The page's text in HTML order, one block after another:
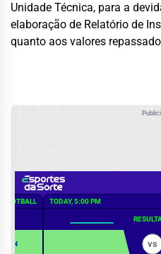
Unidade Técnica, para a
elaboração de Relatório de
quanto aos valores